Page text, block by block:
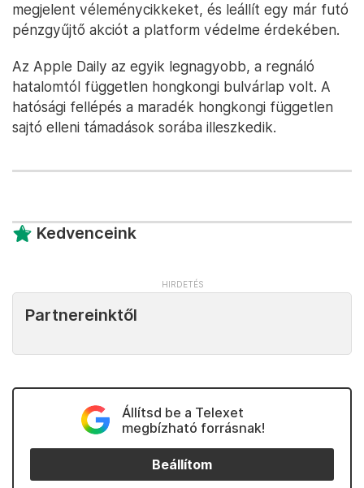
megjelent véleménycikkeket, és leállít egy már futó
pénzgyűjtő akciót a platform védelme érdekében.
Az Apple Daily az egyik legnagyobb, a regnáló
hatalomtól független hongkongi bulvárlap volt. A
hatósági fellépés a maradék hongkongi független
sajtó elleni támadások sorába illeszkedik.
Kedvenceink
Partnereinktől
Állítsd be a Telexet
megbízható forrásnak!
Beállítom